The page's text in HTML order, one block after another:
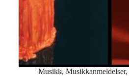
Musikk, Musikkanmeldelser,